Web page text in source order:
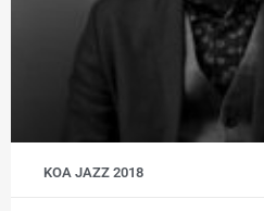
KOA JAZZ 2018